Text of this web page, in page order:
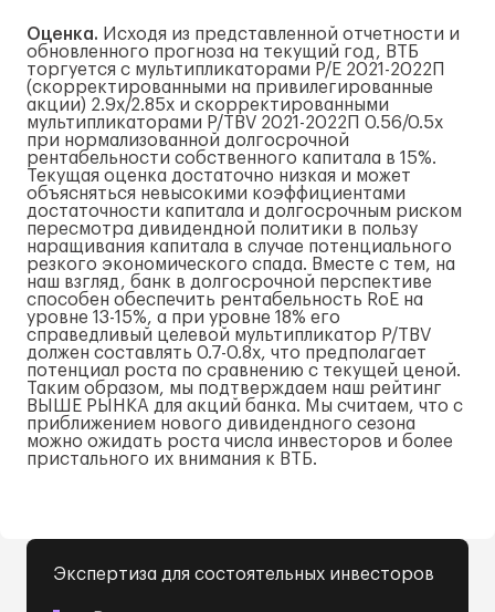
Оценка. Исходя из представленной отчетности и
обновленного прогноза на текущий год, ВТБ
торгуется с мультипликаторами P/E 2021-2022П
(скорректированными на привилегированные
акции) 2.9x/2.85x и скорректированными
мультипликаторами P/TBV 2021-2022П 0.56/0.5x
при нормализованной долгосрочной
рентабельности собственного капитала в 15%.
Текущая оценка достаточно низкая и может
объясняться невысокими коэффициентами
достаточности капитала и долгосрочным риском
пересмотра дивидендной политики в пользу
наращивания капитала в случае потенциального
резкого экономического спада. Вместе с тем, на
наш взгляд, банк в долгосрочной перспективе
способен обеспечить рентабельность RoE на
уровне 13-15%, а при уровне 18% его
справедливый целевой мультипликатор P/TBV
должен составлять 0.7-0.8x, что предполагает
потенциал роста по сравнению с текущей ценой.
Таким образом, мы подтверждаем наш рейтинг
ВЫШЕ РЫНКА для акций банка. Мы считаем, что с
приближением нового дивидендного сезона
можно ожидать роста числа инвесторов и более
пристального их внимания к ВТБ.
Экспертиза для состоятельных инвесторов